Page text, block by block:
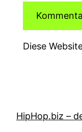
Diese
HipHop.biz –